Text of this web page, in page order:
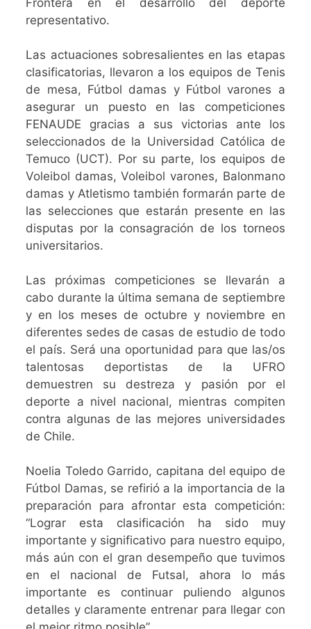
representativo.
Las actuaciones sobresalientes en las etapas
clasificatorias, llevaron a los equipos de Tenis
de mesa, Fútbol damas y Fútbol varones a
asegurar un puesto en las competiciones
FENAUDE gracias a sus victorias ante los
seleccionados de la Universidad Católica de
Temuco (UCT). Por su parte, los equipos de
Voleibol damas, Voleibol varones, Balonmano
damas y Atletismo también formarán parte de
las selecciones que estarán presente en las
disputas por la consagración de los torneos
universitarios.
Las próximas competiciones se llevarán a
cabo durante la última semana de septiembre
y en los meses de octubre y noviembre en
diferentes sedes de casas de estudio de todo
el país. Será una oportunidad para que las/os
talentosas deportistas de la UFRO
demuestren su destreza y pasión por el
deporte a nivel nacional, mientras compiten
contra algunas de las mejores universidades
de Chile.
Noelia Toledo Garrido, capitana del equipo de
Fútbol Damas, se refirió a la importancia de la
preparación para afrontar esta competición:
“Lograr esta clasificación ha sido muy
importante y significativo para nuestro equipo,
más aún con el gran desempeño que tuvimos
en el nacional de Futsal, ahora lo más
importante es continuar puliendo algunos
detalles y claramente entrenar para llegar con